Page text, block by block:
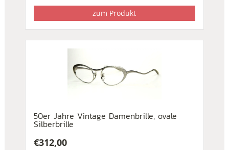
zum Produkt
50er Jahre Vintage Damenbrille, ovale
Silberbrille
€312,00